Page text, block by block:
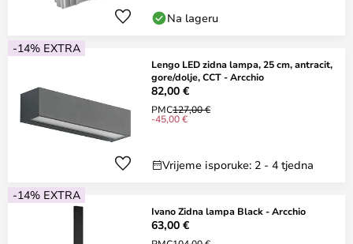
Na lageru
-14% EXTRA
Lengo LED zidna lampa, 25 cm, antracit,
gore/dolje, CCT - Arcchio
82,00 €
PMC127,00 €
-45,00 €
Vrijeme isporuke: 2 - 4 tjedna
-14% EXTRA
Ivano Zidna lampa Black - Arcchio
63,00 €